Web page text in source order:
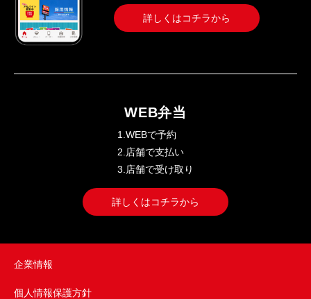
詳しくはコチラから
WEB弁当
1.WEBで予約
2.店舗で支払い
3.店舗で受け取り
詳しくはコチラから
企業情報
個人情報保護方針